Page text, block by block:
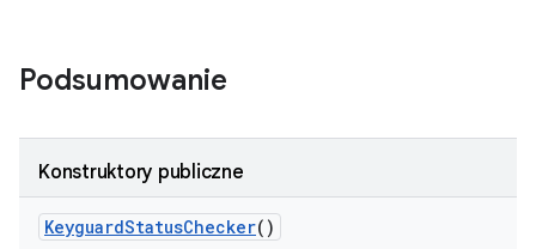
Podsumowanie
Konstruktory publiczne
KeyguardStatusChecker()